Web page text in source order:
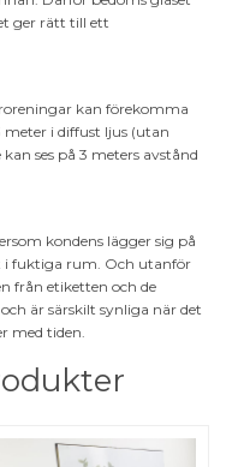
ger rätt till ett
kan förekomma
meter i diffust ljus (utan
ses på 3 meters avstånd
kondens lägger sig på
i fuktiga rum. Och utanför
från etiketten och de
är särskilt synliga när det
med tiden.